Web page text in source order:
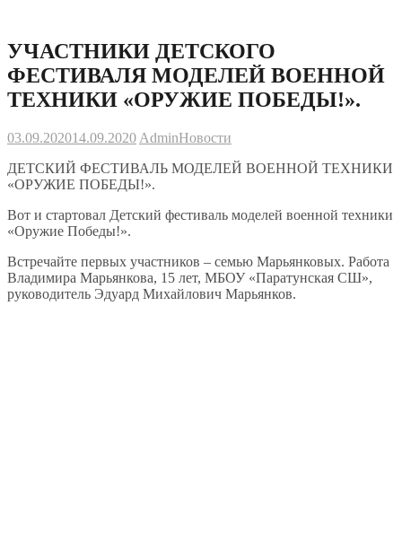
УЧАСТНИКИ ДЕТСКОГО
ФЕСТИВАЛЯ МОДЕЛЕЙ ВОЕННОЙ
ТЕХНИКИ «ОРУЖИЕ ПОБЕДЫ!».
03.09.202014.09.2020 AdminНовости
ДЕТСКИЙ ФЕСТИВАЛЬ МОДЕЛЕЙ ВОЕННОЙ ТЕХНИКИ
«ОРУЖИЕ ПОБЕДЫ!».
Вот и стартовал Детский фестиваль моделей военной техники
«Оружие Победы!».
Встречайте первых участников – семью Марьянковых. Работа
Владимира Марьянкова, 15 лет, МБОУ «Паратунская СШ»,
руководитель Эдуард Михайлович Марьянков.